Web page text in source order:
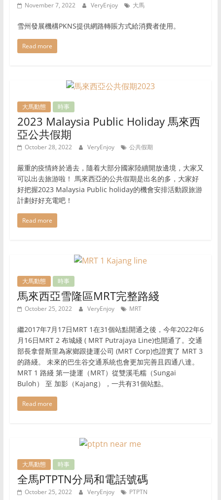
November 7, 2022 VeryEnjoy 大馬
雪州發展機構PKNS提供網路轉賬方式給消費者使用。
Read more
大馬動態 時事
2023 Malaysia Public Holiday 馬來西
亞公共假期
October 28, 2022 VeryEnjoy 公共假期
嚴重的疫情終於過去，隨着大部分國家陸續開放邊境，大家又
可以出去旅游啦！ 馬來西亞的公共假期是出名的多，大家好
好把握2023 Malaysia Public holiday的機會安排活動跟旅游
計劃好好充電吧！
Read more
大馬動態 時事
馬來西亞雪隆區MRT完整路綫
October 25, 2022 VeryEnjoy MRT
繼2017年7月17日MRT 1在31個站點開通之後，今年2022年6
月16日MRT 2 布城綫 ( MRT Putrajaya Line)也開通了。交通
部長拿督斯里為家鄉跟捷運公司 (MRT Corp)也證實了 MRT 3
的路綫。 未來的巴生谷交通系統也會更加完善且四通八達。
MRT 1 路綫 第一捷運（MRT）從雙溪毛糯（Sungai
Buloh） 至 加影（Kajang），一共有31個站點。
Read more
大馬動態 時事
全馬PTPTN分局和電話號碼
October 25, 2022 VeryEnjoy PTPTN